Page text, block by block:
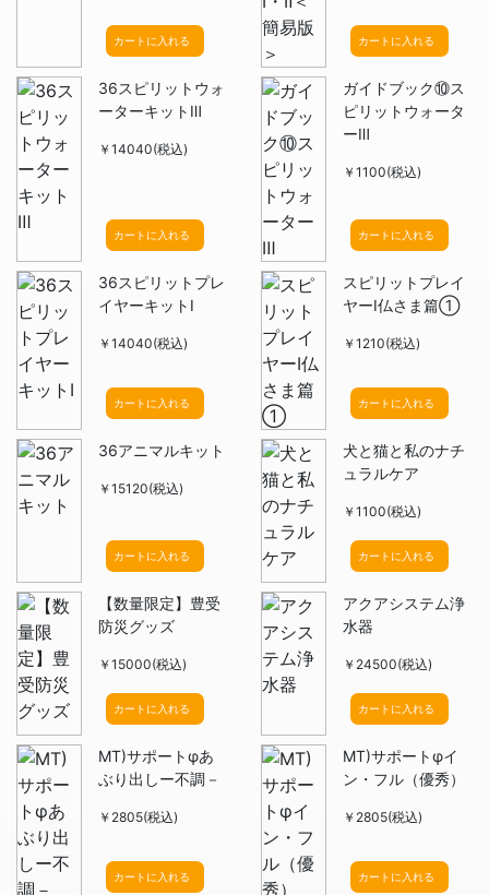
カートに入れる カートに入れる
36スピリットウォ
ーターキットⅢ
￥14040(税込)
カートに入れる
ガイドブック⑩ス
ピリットウォータ
ーⅢ
￥1100(税込)
カートに入れる
36スピリットプレ
イヤーキットⅠ
￥14040(税込)
カートに入れる
スピリットプレイ
ヤーⅠ仏さま篇①
￥1210(税込)
カートに入れる
36アニマルキット
￥15120(税込)
カートに入れる
犬と猫と私のナチ
ュラルケア
￥1100(税込)
カートに入れる
【数量限定】豊受
防災グッズ
￥15000(税込)
カートに入れる
アクアシステム浄
水器
￥24500(税込)
カートに入れる
MT)サポートφあ
ぶり出しー不調－
￥2805(税込)
カートに入れる
MT)サポートφイ
ン・フル（優秀）
￥2805(税込)
カートに入れる